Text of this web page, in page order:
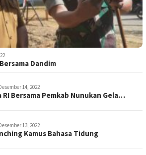
Dandim
14, 2022
RI Bersama Pemkab Nunukan Gela…
13, 2022
Kamus Bahasa Tidung